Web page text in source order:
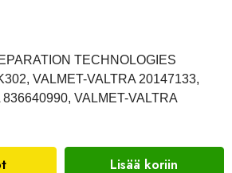
TECHNOLOGIES
VALMET-VALTRA 20147133,
VALMET-VALTRA
Lisää koriin